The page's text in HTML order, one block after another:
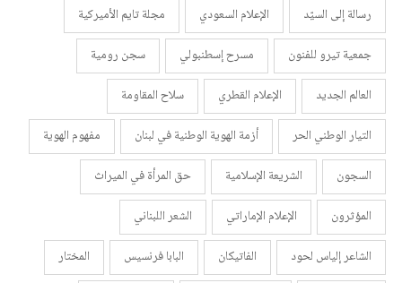
رسالة إلى السيّد
الإعلام السعودي
مجلة تايم الأميركية
جمعية تيرو للفنون
مسرح إسطنبولي
سجن رومية
العالم الجديد
الإعلام القطري
سلاح المقاومة
التيار الوطني الحر
أزمة الهوية الوطنية في لبنان
مفهوم الهوية
السجون
الشريعة الإسلامية
حق المرأة في الميراث
المؤثرون
الإعلام الإماراتي
الشعر اللبناني
الشاعر إلياس لحود
الفاتيكان البابا فرنسيس
المختار